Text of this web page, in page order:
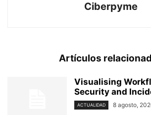
Ciberpyme
Artículos
Visualising
Security and
ACTUALIDAD 8 agosto,